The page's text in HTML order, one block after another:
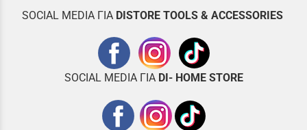
SOCIAL MEDIA ΓΙΑ DISTORE TOOLS & ACCESSORIES
SOCIAL MEDIA ΓΙΑ DI- HOME STORE